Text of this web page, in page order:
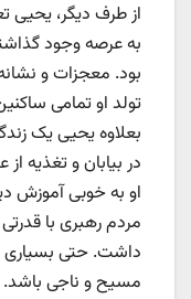
از طرف دیگر، یحیی
به عرصه وجود
بود. معجزات و
تولد او تمامی
بعلاوه یحیی یک
در بیابان و تغذیه
او به خوبی آموزش
مردم رهبری با
داشت. حتی بسیاری
مسیح و ناجی باشد.